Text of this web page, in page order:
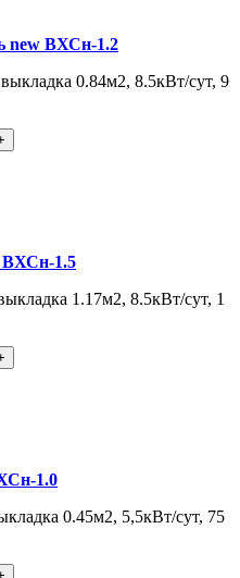
new ВХСн-1.2
0.84м2, 8.5кВт/сут, 9
ВХСн-1.5
1.17м2, 8.5кВт/сут, 1
1.0
0.45м2, 5,5кВт/сут, 75